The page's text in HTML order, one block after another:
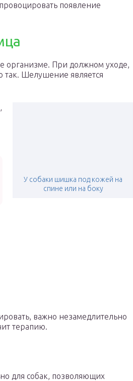
появление
организме. При должном уходе,
так. Шелушение является
У собаки шишка под кожей на
спине или на боку
важно незамедлительно
терапию.
для собак, позволяющих